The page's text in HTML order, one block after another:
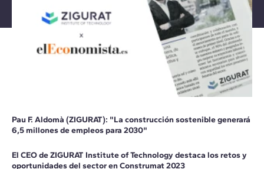
Pau F. Aldomà (ZIGURAT): "La construcción sostenible generará
6,5 millones de empleos para 2030"
El CEO de ZIGURAT Institute of Technology destaca los retos y
oportunidades del sector en Construmat 2023